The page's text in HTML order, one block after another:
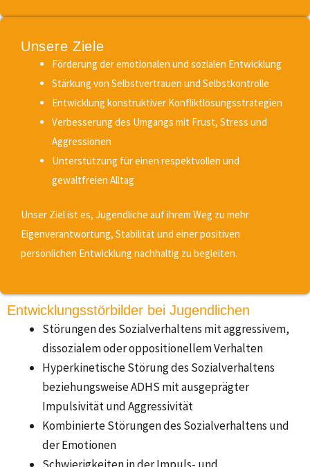
Unsere Ziele
Förderung der emotionalen und sozialen Entwicklung
Stärkung von Selbstvertrauen und Selbstkontrolle
Entwicklung konstruktiver Konfliktlösungsstrategien
Verbesserung des Umgangs mit Frust, Stress und
Aggressionen
Unterstützung für einen respektvollen und
gewaltfreien Alltag
Unser Ziel ist es, Jugendliche auf ihrem Weg zu mehr
Eigenverantwortung, Stabilität und einer positiven
persönlichen Entwicklung nachhaltig zu begleiten.
Entwicklungsstörbilder bei Jugendlichen
Störungen des Sozialverhaltens mit aggressivem,
dissozialem oder oppositionellem Verhalten
Hyperkinetische Störung des Sozialverhaltens
beziehungsweise ADHS mit ausgeprägter
Impulsivität und Aggressivität
Kombinierte Störungen des Sozialverhaltens und
der Emotionen